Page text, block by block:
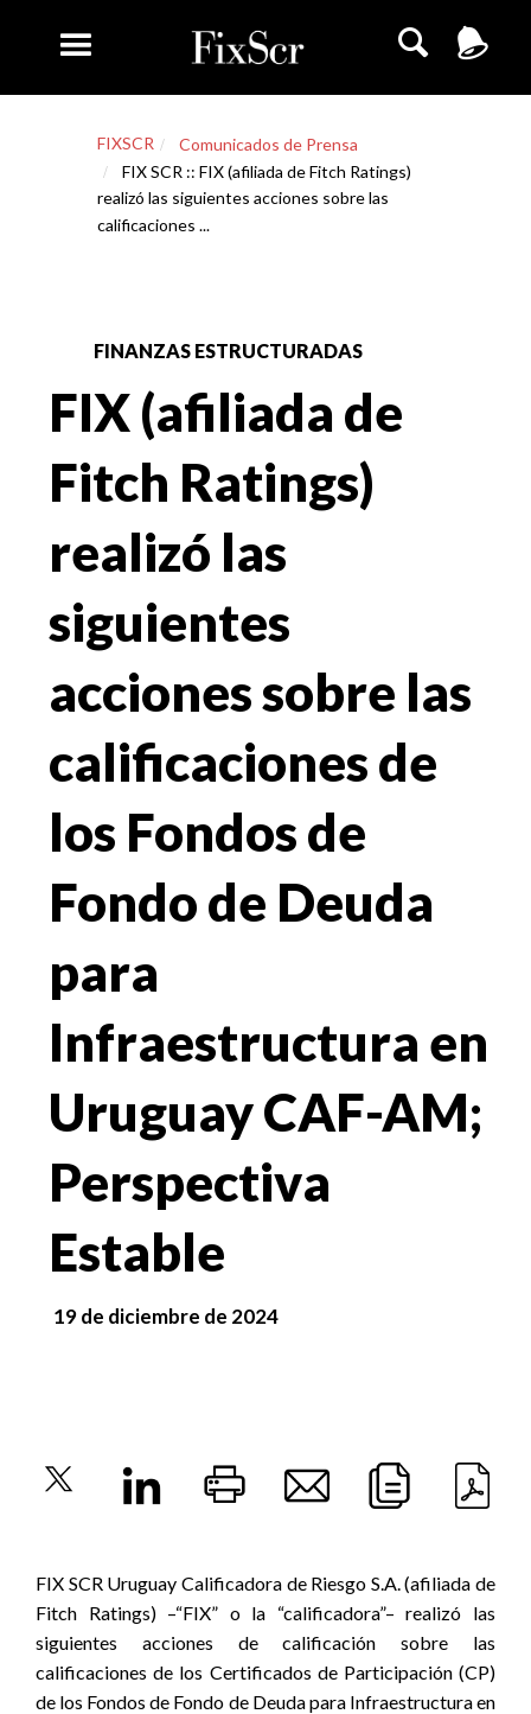
FIXSCR
Comunicados de Prensa
FIX SCR :: FIX (afiliada de Fitch Ratings)
realizó las siguientes acciones sobre las
calificaciones ...
FINANZAS ESTRUCTURADAS
FIX (afiliada de
Fitch Ratings)
realizó las
siguientes
acciones sobre las
calificaciones de
los Fondos de
Fondo de Deuda
para
Infraestructura en
Uruguay CAF-AM;
Perspectiva
Estable
19 de diciembre de 2024
FIX SCR Uruguay Calificadora de Riesgo S.A. (afiliada de
Fitch Ratings) –“FIX” o la “calificadora”– realizó las
siguientes acciones de calificación sobre las
calificaciones de los Certificados de Participación (CP)
de los Fondos de Fondo de Deuda para Infraestructura en